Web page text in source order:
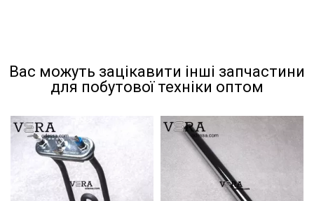
Вас можуть зацікавити інші запчастини
для побутової техніки оптом